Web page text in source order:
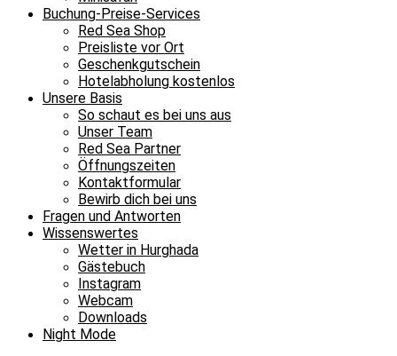
Buchung-Preise-Services
Red Sea Shop
Preisliste vor Ort
Geschenkgutschein
Hotelabholung kostenlos
Unsere Basis
So schaut es bei uns aus
Unser Team
Red Sea Partner
Öffnungszeiten
Kontaktformular
Bewirb dich bei uns
Fragen und Antworten
Wissenswertes
Wetter in Hurghada
Gästebuch
Instagram
Webcam
Downloads
Night Mode